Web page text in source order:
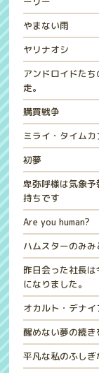
やまない雨
ヤリナオシ
アンドロイドたち
走。
購買戦争
ミライ・タイムカ
初夢
卑弥呼様は気象
持ちです
Are you human?
ハムスターのみみ
昨日会った社長
になりました。
オカルト・デナイ
醒めない夢の続き
平凡な私のふしぎ